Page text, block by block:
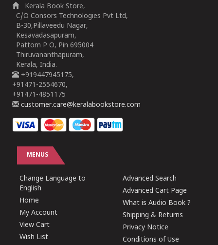
Kerala Book Store,
C/O Consors Technologies Pvt Ltd,
B-30,Pillaveedu Nagar,
Kesavadasapuram,
Pattom P O, Pin 695004
Thiruvananthapuram,
Kerala, India.
+919447945175,
+91471-2554670,
+91471-4851175
customer.care@keralabookstore.com
MENUS
Change Language to
English
Home
My Account
View Cart
Wish List
Advanced Search
Advanced Cart Page
What is Audio Book ?
Shipping & Returns
Privacy Notice
Conditions of Use